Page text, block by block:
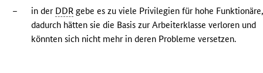
–
in der DDR gebe es zu viele Privilegien für hohe
dadurch hätten sie die Basis zur Arbeiterklasse verloren und
könnten sich nicht mehr in deren Probleme versetzen.